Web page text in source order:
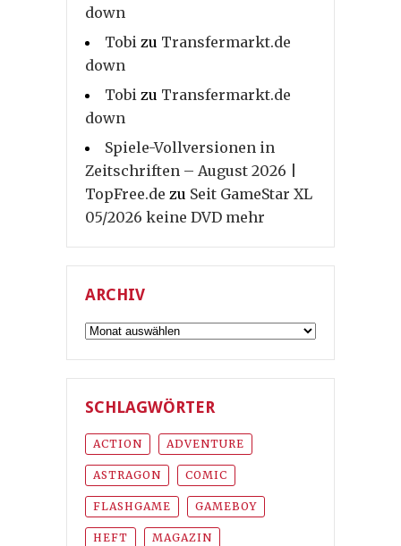
down
Tobi zu Transfermarkt.de
down
Tobi zu Transfermarkt.de
down
Spiele-Vollversionen in
Zeitschriften – August 2026 |
TopFree.de zu Seit GameStar XL
05/2026 keine DVD mehr
ARCHIV
Archiv
SCHLAGWÖRTER
ACTION ADVENTURE
ASTRAGON COMIC
FLASHGAME GAMEBOY
HEFT MAGAZIN